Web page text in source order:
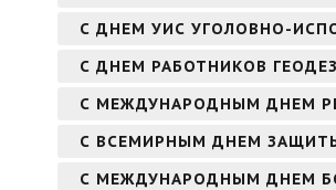
С ДНЕМ УИС УГОЛОВНО-
С ДНЕМ РАБОТНИКОВ
С МЕЖДУНАРОДНЫМ ДНЕМ
С ВСЕМИРНЫМ ДНЕМ
С МЕЖДУНАРОДНЫМ ДНЕМ